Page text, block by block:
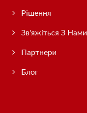
Рішення
Зв'яжіться З Нами
Партнери
Блог